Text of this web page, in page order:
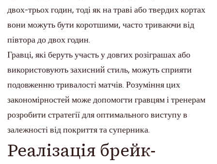
двох-трьох годин, тоді як на траві або твердих кортах
вони можуть бути коротшими, часто триваючи від
півтора до двох годин.
Гравці, які беруть участь у довгих розіграшах або
використовують захисний стиль, можуть сприяти
подовженню тривалості матчів. Розуміння цих
закономірностей може допомогти гравцям і тренерам
розробити стратегії для оптимального виступу в
залежності від покриття та суперника.
Реалізація брейк-